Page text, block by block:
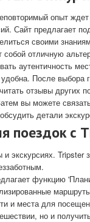
опыт
Сайт предлагает
своими
отличную
аутентичность
После
отзывы других
вы можете
детали
поездок с
экскурсиях. Tripster
функцию
и места для
но и